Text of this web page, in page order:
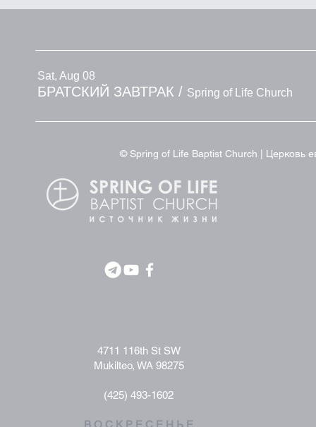
Sat, Aug 08
БРАТСКИЙ ЗАВТРАК / Spring of Life Church
© Spring of Life Baptist Church | Церковь
4711 116th St SW
Mukilteo, WA 98275
(425) 493-1602
В О С К Р Е С Е Н Ь Е